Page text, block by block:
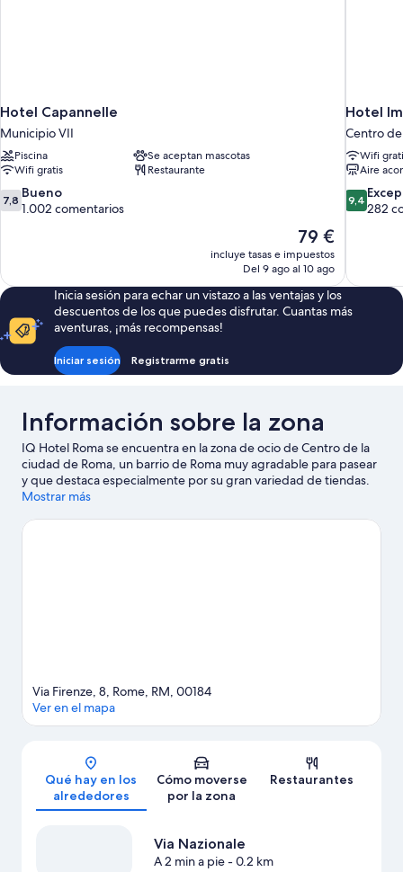
Hotel Capannelle
Municipio VII
Piscina
Se aceptan mascotas
Wifi gratis
Restaurante
7.8
sobre
7,8 Bueno
1.002 comentarios
El
precio
actual
de
79 €
79 €
incluye tasas e impuestos
Del 9 ago al 10 ago
Hotel
Centro
Wifi
Aire
9.4
sobre
9,4
282
Inicia sesión para echar un vistazo a las ventajas y los
descuentos de los que puedes disfrutar. Cuantas más
aventuras, ¡más recompensas!
Iniciar sesión Registrarme gratis
Información sobre la zona
IQ Hotel Roma se encuentra en la zona de ocio de Centro de la
ciudad de Roma, un barrio de Roma muy agradable para pasear
y que destaca especialmente por su gran variedad de tiendas.
Para admirar la belleza natural de esta región, nada como Villa
tus vacaciones, visita Museos Vaticanos y Castillo de
queda a 7 minutos.Ver guía de viaje de Roma
Mostrar más
Mapa
Via Firenze, 8, Rome, RM, 00184
Ver en el mapa
Qué hay en los
alrededores
Cómo moverse
por la zona
Restaurantes
Via Nazionale
A 2 min a pie- 0.2 km